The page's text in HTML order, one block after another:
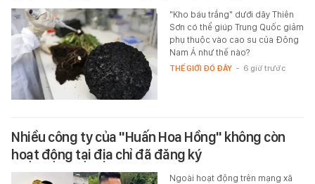
"Kho báu trắng" dưới dãy Thiên
Sơn có thể giúp Trung Quốc giảm
phụ thuộc vào cao su của Đông
Nam Á như thế nào?
THẾ GIỚI ĐÓ ĐÂY - 6 giờ trước
Nhiều công ty của "Huấn Hoa Hồng" không còn
hoạt động tại địa chỉ đã đăng ký
Ngoài hoạt động trên mạng xã